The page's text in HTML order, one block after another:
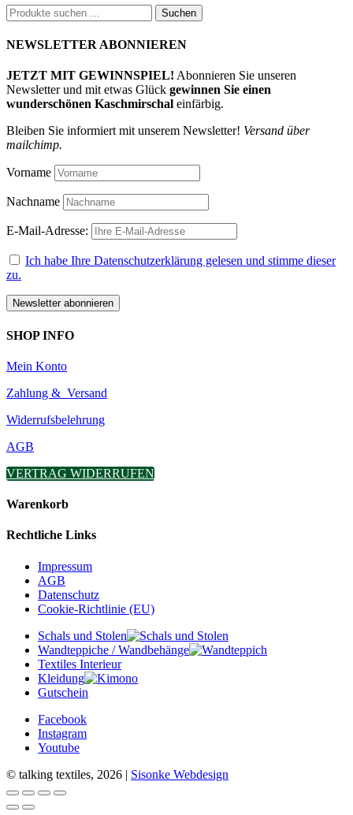
Suchen
nach:
Suchen
NEWSLETTER ABONNIEREN
JETZT MIT GEWINNSPIEL! Abonnieren Sie unseren
Newsletter und mit etwas Glück gewinnen Sie einen
wunderschönen Kaschmirschal einfärbig.
Bleiben Sie informiert mit unserem Newsletter! Versand über
mailchimp.
Vorname
Nachname
E-Mail-Adresse:
Ich habe Ihre Datenschutzerklärung gelesen und stimme dieser
zu.
SHOP INFO
Mein Konto
Zahlung & Versand
Widerrufsbelehrung
AGB
VERTRAG WIDERRUFEN
Warenkorb
Rechtliche Links
Impressum
AGB
Datenschutz
Cookie-Richtlinie (EU)
Schals und Stolen
Wandteppiche / Wandbehänge
Textiles Interieur
Kleidung
Gutschein
Facebook
Instagram
Youtube
© talking textiles, 2026 | Sisonke Webdesign